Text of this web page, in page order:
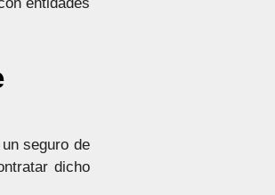
seguro de
dicho